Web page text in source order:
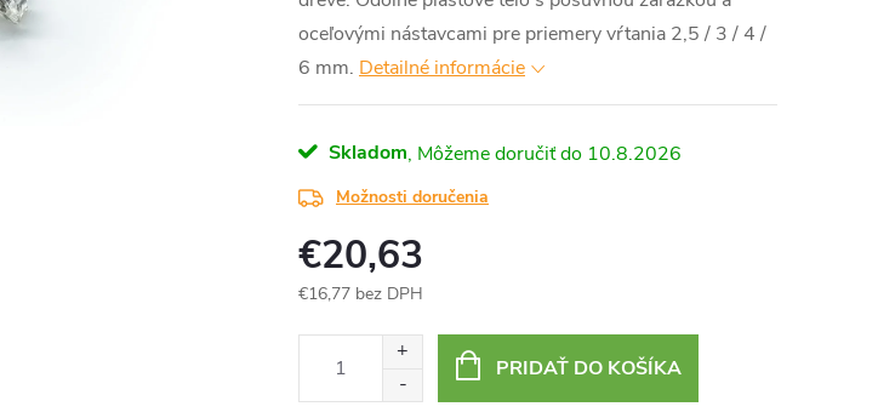
oceľovými nástavcami pre priemery vŕtania 2,5 / 3 / 4 /
6 mm. Detailné informácie
Skladom 10.8.2026
Možnosti doručenia
€20,63
€16,77 bez DPH
PRIDAŤ DO KOŠÍKA